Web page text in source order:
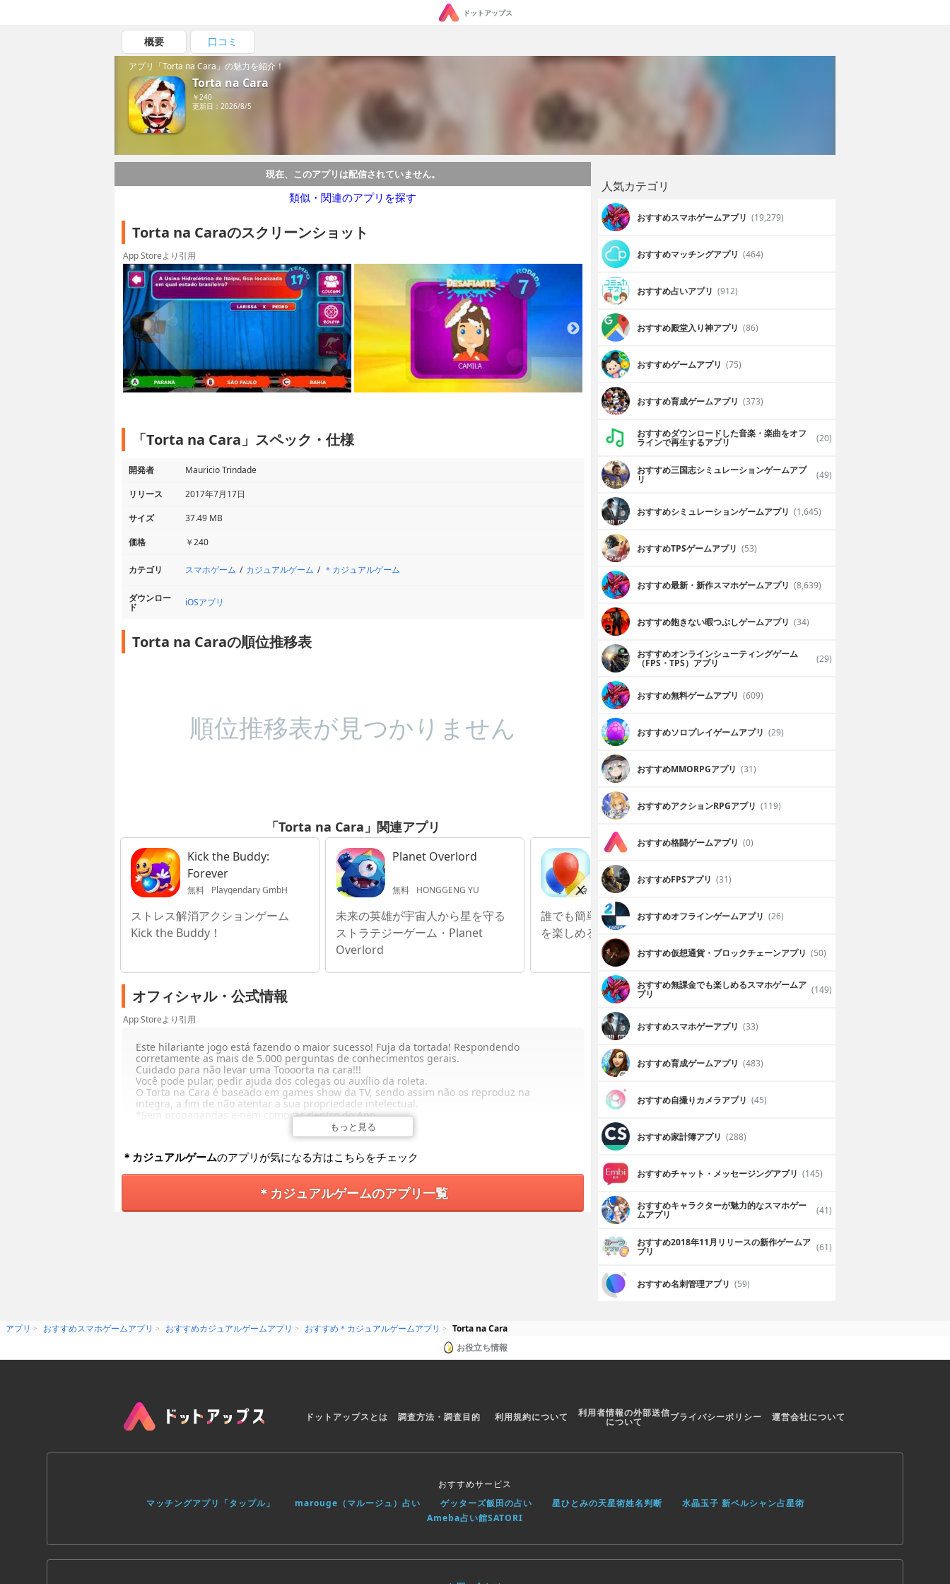
ドットアップス
概要 口コミ
アプリ「Torta na Cara」の魅力を紹介！
Torta na Cara
￥240
更新日：2026/8/5
現在、このアプリは配信されていません。
類似・関連のアプリを探す
Torta na Caraのスクリーンショット
App Storeより引用
「Torta na Cara」スペック・仕様
開発者
Mauricio Trindade
リリース
2017年7月17日
サイズ
37.49 MB
価格
￥240
カテゴリ スマホゲーム カジュアルゲーム ＊カジュアルゲーム
ダウンロー
ド iOSアプリ
Torta na Caraの順位推移表
順位推移表が見つかりません
「Torta na Cara」関連アプリ
Kick the Buddy:
Forever
無料 Playgendary GmbH
ストレス解消アクションゲーム
Kick the Buddy！
Planet Overlord
無料 HONGGENG YU
未来の英雄が宇宙人から星を守る
ストラテジーゲーム・Planet
Overlord
AR Balloons
120円 Across Realities LLC
誰でも簡単に拡張現実(AR)ゲーム
を楽しめる！
本物のハンター気分が味わえるシ
オフィシャル・公式情報
App Storeより引用
もっと見る
Este hilariante jogo está fazendo o maior sucesso! Fuja da tortada! Respondendo
corretamente as mais de 5.000 perguntas de conhecimentos gerais.
Cuidado para não levar uma Toooorta na cara!!!
Você pode pular, pedir ajuda dos colegas ou auxílio da roleta.
O Torta na Cara é baseado em games show da TV, sendo assim não os reproduz na
integra, a fim de não atentar a sua propriedade intelectual.
*Sem propagandas e nem compras dentro do App.
＊カジュアルゲームのアプリが気になる方はこちらをチェック
＊カジュアルゲームのアプリ一覧
人気カテゴリ
おすすめスマホゲームアプリ (19,279)
おすすめマッチングアプリ (464)
おすすめ占いアプリ (912)
おすすめ殿堂入り神アプリ (86)
おすすめゲームアプリ (75)
おすすめ育成ゲームアプリ (373)
おすすめダウンロードした音楽・楽曲をオフ
ラインで再生するアプリ (20)
おすすめ三国志シミュレーションゲームアプ
リ (49)
おすすめシミュレーションゲームアプリ (1,645)
おすすめTPSゲームアプリ (53)
おすすめ最新・新作スマホゲームアプリ (8,639)
おすすめ飽きない暇つぶしゲームアプリ (34)
おすすめオンラインシューティングゲーム
（FPS・TPS）アプリ (29)
おすすめ無料ゲームアプリ (609)
おすすめソロプレイゲームアプリ (29)
おすすめ MMORPGアプリ (31)
おすすめアクションRPGアプリ (119)
おすすめ格闘ゲームアプリ (0)
おすすめFPSアプリ (31)
おすすめオフラインゲームアプリ (26)
おすすめ仮想通貨・ブロックチェーンアプリ (50)
おすすめ無課金でも楽しめるスマホゲームア
プリ (149)
おすすめスマホゲーアプリ (33)
おすすめ育成ゲームアプリ (483)
おすすめ自撮りカメラアプリ (45)
おすすめ家計簿アプリ (288)
おすすめチャット・メッセージングアプリ (145)
おすすめキャラクターが魅力的なスマホゲー
ムアプリ (41)
おすすめ2018年11月リリースの新作ゲームア
プリ (61)
おすすめ名刺管理アプリ (59)
アプリ おすすめスマホゲームアプリ おすすめカジュアルゲームアプリ おすすめ＊カジュアルゲームアプリ
Torta na Cara
お役立ち情報
ドットアップスとは 調査方法・調査目的 利用規約について 利用者情報の外部送信
について プライバシーポリシー 運営会社について
おすすめサービス
マッチングアプリ「タップル」
marouge（マルージュ）占い ゲッターズ飯田の占い 星ひとみの天星術姓名判断
水晶玉子 新ペルシャン占星術
Ameba占い館SATORI